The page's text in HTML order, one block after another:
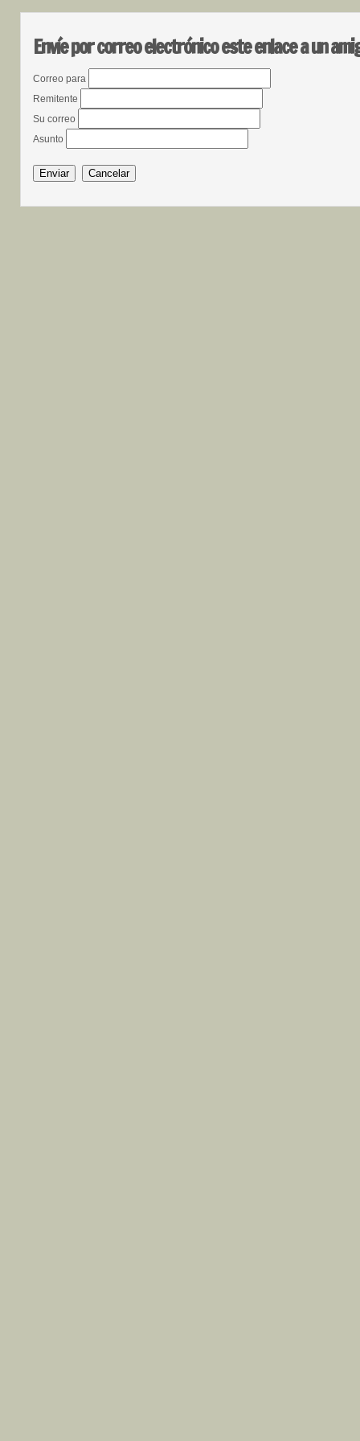
Envíe por correo electrónico este enlace a un
Correo para
Remitente
Su correo
Asunto
Enviar Cancelar